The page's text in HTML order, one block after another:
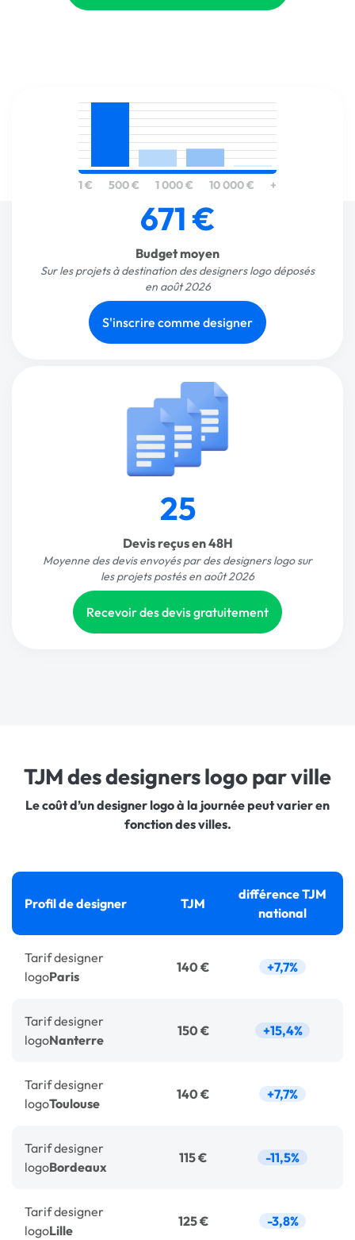
1 € 500 € 1 000 € 10 000 € +
671 €
Budget moyen
Sur les projets à destination des designers logo déposés
en août 2026
S'inscrire comme designer
25
Devis reçus en 48H
Moyenne des devis envoyés par des designers logo sur
les projets postés en août 2026
Recevoir des devis gratuitement
TJM des designers logo par ville
Le coût d’un designer logo à la journée peut varier en
fonction des villes.
Profil de designer TJM
différence TJM
national
Tarifdesigner
logoParis
140 € +7,7%
Tarifdesigner
logoNanterre
150 € +15,4%
Tarifdesigner
logoToulouse
140 € +7,7%
Tarifdesigner
logoBordeaux
115 € -11,5%
Tarifdesigner
logoLille
125 € -3,8%